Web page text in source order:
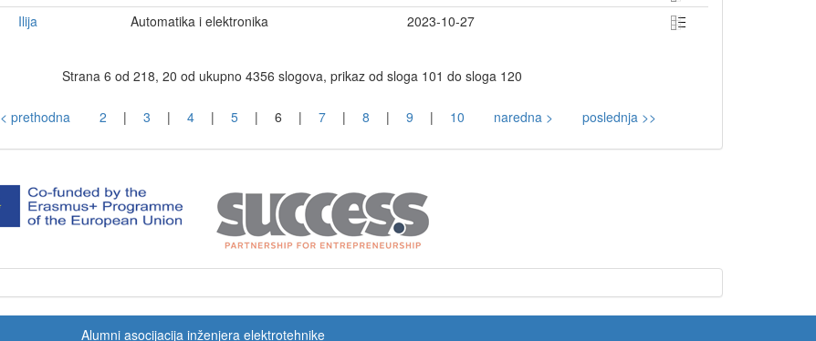
Ilija Automatika i elektronika 2023-10-27
Strana 6 od 218, 20 od ukupno 4356 slogova, prikaz od sloga 101 do sloga 120
< prethodna 2 | 3 | 4 | 5 | 6 | 7 | 8 | 9 | 10 naredna > poslednja >>
Alumni asocijacija inženjera elektrotehnike